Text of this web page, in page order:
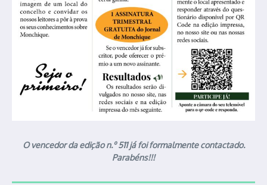
O vencedor da edição n.º 511 já foi formalmente contactado.
Parabéns!!!